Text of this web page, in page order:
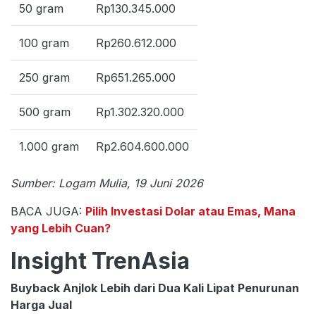
50 gram Rp130.345.000
100 gram Rp260.612.000
250 gram Rp651.265.000
500 gram Rp1.302.320.000
1.000 gram Rp2.604.600.000
Sumber: Logam Mulia, 19 Juni 2026
BACA JUGA: Pilih Investasi Dolar atau Emas, Mana
yang Lebih Cuan?
Insight TrenAsia
Buyback Anjlok Lebih dari Dua Kali Lipat Penurunan
Harga Jual